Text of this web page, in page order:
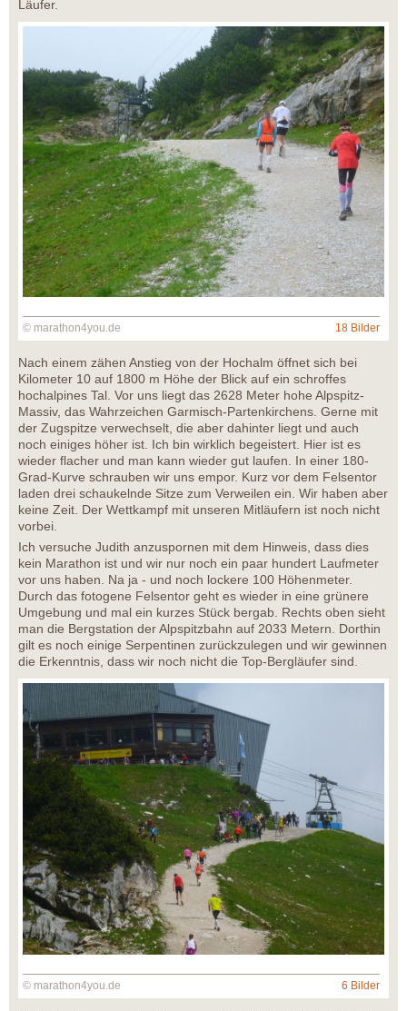
Läufer.
© marathon4you.de 18 Bilder
Nach einem zähen Anstieg von der Hochalm öffnet sich bei
Kilometer 10 auf 1800 m Höhe der Blick auf ein schroffes
hochalpines Tal. Vor uns liegt das 2628 Meter hohe Alpspitz-
Massiv, das Wahrzeichen Garmisch-Partenkirchens. Gerne mit
der Zugspitze verwechselt, die aber dahinter liegt und auch
noch einiges höher ist. Ich bin wirklich begeistert. Hier ist es
wieder flacher und man kann wieder gut laufen. In einer 180-
Grad-Kurve schrauben wir uns empor. Kurz vor dem Felsentor
laden drei schaukelnde Sitze zum Verweilen ein. Wir haben aber
keine Zeit. Der Wettkampf mit unseren Mitläufern ist noch nicht
vorbei.
Ich versuche Judith anzuspornen mit dem Hinweis, dass dies
kein Marathon ist und wir nur noch ein paar hundert Laufmeter
vor uns haben. Na ja - und noch lockere 100 Höhenmeter.
Durch das fotogene Felsentor geht es wieder in eine grünere
Umgebung und mal ein kurzes Stück bergab. Rechts oben sieht
man die Bergstation der Alpspitzbahn auf 2033 Metern. Dorthin
gilt es noch einige Serpentinen zurückzulegen und wir gewinnen
die Erkenntnis, dass wir noch nicht die Top-Bergläufer sind.
© marathon4you.de 6 Bilder